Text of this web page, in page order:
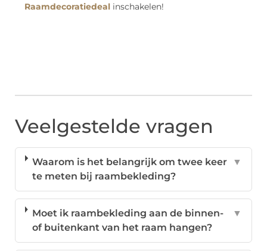
Raamdecoratiedeal inschakelen!
Veelgestelde vragen
Waarom is het belangrijk om twee keer
te meten bij raambekleding?
▼
Moet ik raambekleding aan de binnen-
of buitenkant van het raam hangen?
▼